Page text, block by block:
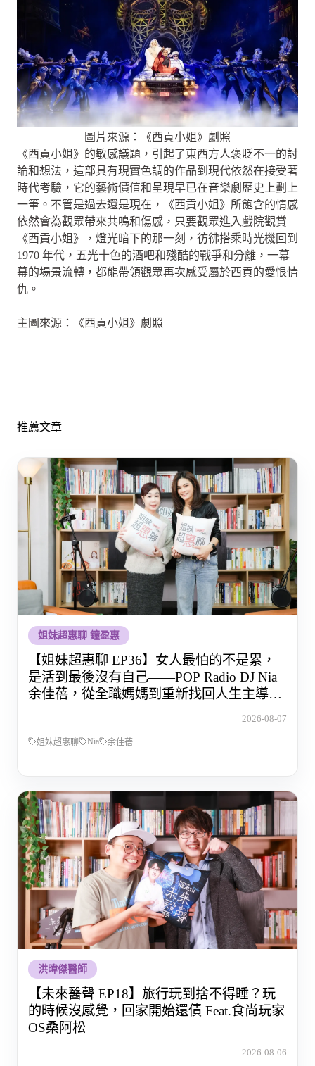
圖片來源：《西貢小姐》劇照
《西貢小姐》的敏感議題，引起了東西方人褒貶不一的討
論和想法，這部具有現實色調的作品到現代依然在接受著
時代考驗，它的藝術價值和呈現早已在音樂劇歷史上劃上
一筆。不管是過去還是現在，《西貢小姐》所飽含的情感
依然會為觀眾帶來共鳴和傷感，只要觀眾進入戲院觀賞
《西貢小姐》，燈光暗下的那一刻，彷彿搭乘時光機回到
1970 年代，五光十色的酒吧和殘酷的戰爭和分離，一幕
幕的場景流轉，都能帶領觀眾再次感受屬於西貢的愛恨情
仇。
主圖來源：《西貢小姐》劇照
推薦文章
姐妹超惠聊 鐘盈惠
【姐妹超惠聊 EP36】女人最怕的不是累，
是活到最後沒有自己——POP Radio DJ Nia
余佳蓓，從全職媽媽到重新找回人生主導權
2026-08-07
姐妹超惠聊 Nia 余佳蓓
洪暐傑醫師
【未來醫聲 EP18】旅行玩到捨不得睡？玩
的時候沒感覺，回家開始還債 Feat.食尚玩家
OS桑阿松
2026-08-06